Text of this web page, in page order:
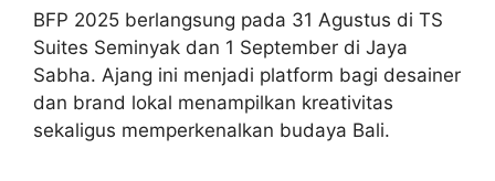
BFP 2025 berlangsung pada 31 Agustus di TS
Suites Seminyak dan 1 September di Jaya
Sabha. Ajang ini menjadi platform bagi desainer
dan brand lokal menampilkan kreativitas
sekaligus memperkenalkan budaya Bali.